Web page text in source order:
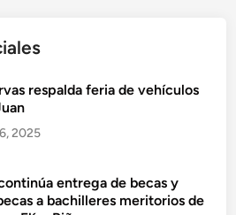
respalda feria de vehículos
2025
entrega de becas y
a bachilleres meritorios de